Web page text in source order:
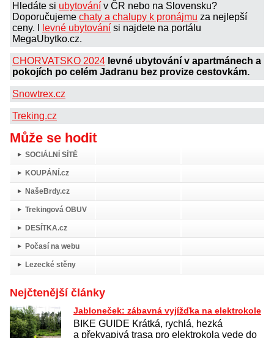
Hledáte si ubytování v ČR nebo na Slovensku?
Doporučujeme chaty a chalupy k pronájmu za nejlepší
ceny. I
levné ubytování si najdete na portálu
MegaUbytko.cz.
CHORVATSKO 2024 levné ubytování v apartmánech a
pokojích po celém Jadranu bez provize cestovkám.
Snowtrex.cz
Treking.cz
Může se hodit
SOCIÁLNÍ SÍTĚ
KOUPÁNÍ.cz
NašeBrdy.cz
Trekingová OBUV
DESÍTKA.cz
Počasí na webu
Lezecké stěny
Nejčtenější články
Jabloneček: zábavná vyjížďka na elektrokole
BIKE GUIDE Krátká, rychlá, hezká
a překvapivá trasa pro elektrokola vede do